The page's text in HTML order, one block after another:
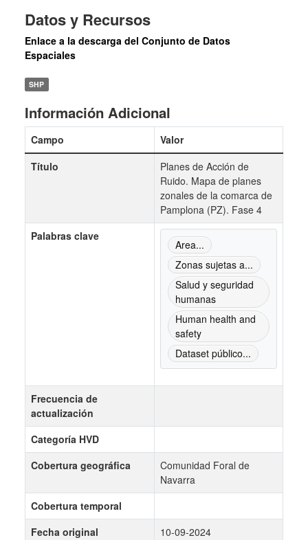
Datos y Recursos
Enlace a la descarga del Conjunto de Datos
Espaciales
SHP
Información Adicional
Campo
Valor
Título
Planes de Acción de
Ruido. Mapa de planes
zonales de la comarca de
Pamplona (PZ). Fase 4
Palabras clave
Area...
Zonas sujetas a...
Salud y seguridad
humanas
Human health and
safety
Dataset público...
Frecuencia de
actualización
Categoría HVD
Cobertura geográfica
Comunidad Foral de
Navarra
Cobertura temporal
Fecha original
10-09-2024